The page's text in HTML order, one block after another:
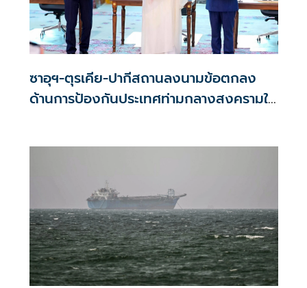
ซาอุฯ-ตุรเคีย-ปากีสถานลงนามข้อตกลง
ด้านการป้องกันประเทศท่ามกลางสงครามใน